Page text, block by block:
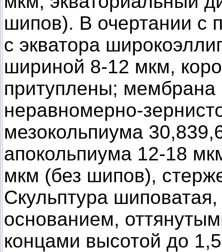
шипов). В очертании с
с экватора
шириной 8-12 мкм,
притуплены; мембрана
неравномерно-
мезокольпиума
апокольпиума 12-18
мкм (без шипов),
Скульптура
основанием,
концами высотой до